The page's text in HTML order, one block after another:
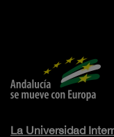
La Universidad